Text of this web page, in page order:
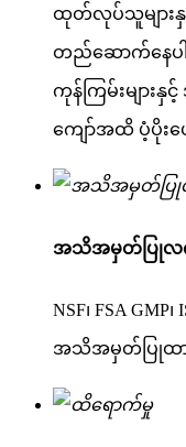
ထုတ်လုပ်သူမျာ
တည်ဆောက်နေ
ကုန်ကြမ်းများ
ကျော်အထိ ပံ့ပိုးပ
အသိအမှတ်ပြု
NSF၊ FSA GMP
အသိအမှတ်ပြုထာ